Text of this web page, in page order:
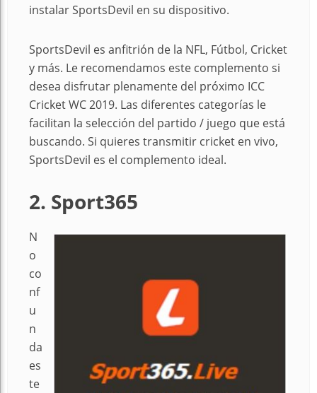
instalar SportsDevil en su dispositivo.
SportsDevil es anfitrión de la NFL, Fútbol, Cricket
y más. Le recomendamos este complemento si
desea disfrutar plenamente del próximo ICC
Cricket WC 2019. Las diferentes categorías le
facilitan la selección del partido / juego que está
buscando. Si quieres transmitir cricket en vivo,
SportsDevil es el complemento ideal.
2. Sport365
N
o
co
nf
u
n
da
es
te